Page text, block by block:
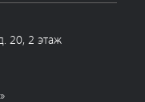
20, 2 этаж